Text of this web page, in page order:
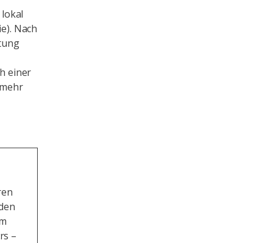
Nach
einer
–